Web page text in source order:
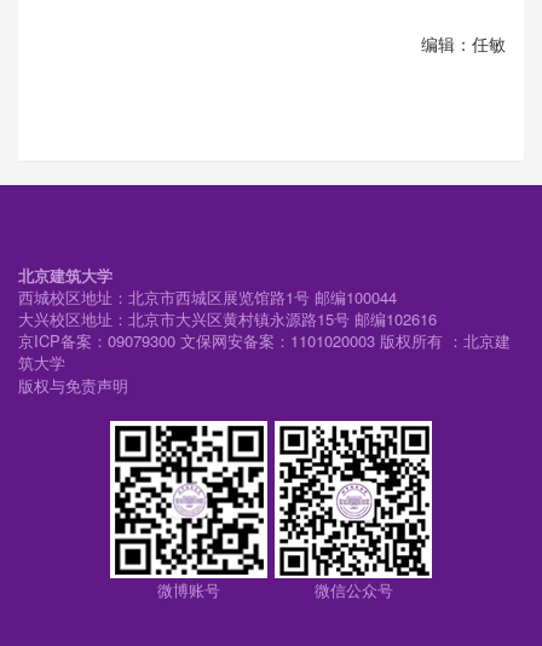
编辑：任敏
北京建筑大学
西城校区地址：北京市西城区展览馆路1号 邮编100044
大兴校区地址：北京市大兴区黄村镇永源路15号 邮编102616
京ICP备案：09079300 文保网安备案：1101020003 版权所有 ：北京建
筑大学
版权与免责声明
微博账号 微信公众号